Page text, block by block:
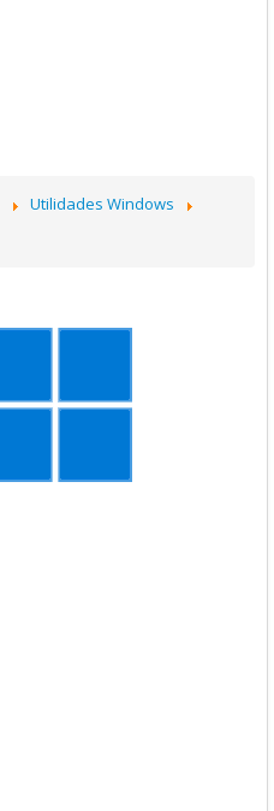
Utilidades Windows